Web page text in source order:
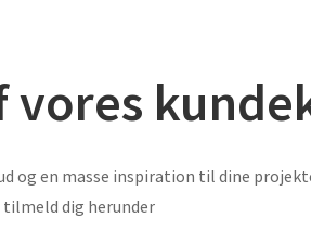
vores
og en masse inspiration til dine
tilmeld dig herunder